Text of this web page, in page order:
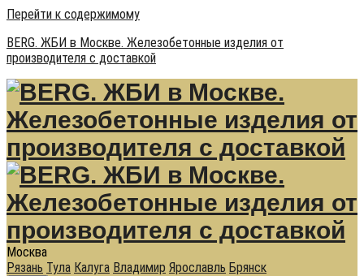
Перейти к содержимому
BERG. ЖБИ в Москве. Железобетонные изделия от
производителя с доставкой
Москва
Рязань Тула Калуга Владимир Ярославль Брянск